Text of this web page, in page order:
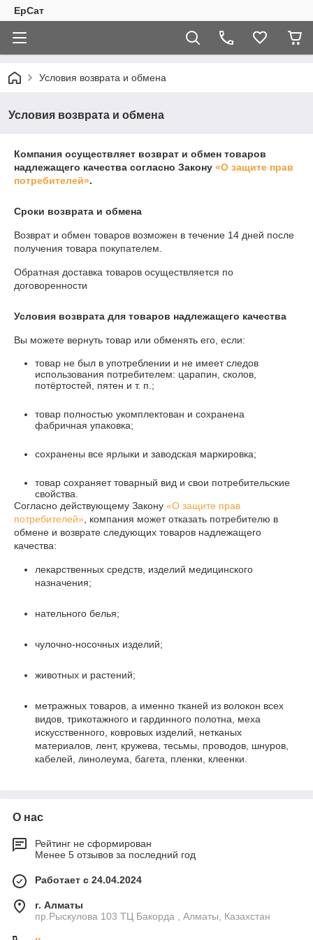
ЕрСат
Условия возврата и обмена
Условия возврата и обмена
Компания осуществляет возврат и обмен товаров
надлежащего качества согласно Закону «О защите прав
потребителей».
Сроки возврата и обмена
Возврат и обмен товаров возможен в течение 14 дней после
получения товара покупателем.
Обратная доставка товаров осуществляется по
договоренности
Условия возврата для товаров надлежащего качества
Вы можете вернуть товар или обменять его, если:
товар не был в употреблении и не имеет следов
использования потребителем: царапин, сколов,
потёртостей, пятен и т. п.;
товар полностью укомплектован и сохранена
фабричная упаковка;
сохранены все ярлыки и заводская маркировка;
товар сохраняет товарный вид и свои потребительские
свойства.
Согласно действующему Закону «О защите прав
потребителей» , компания может отказать потребителю в
обмене и возврате следующих товаров надлежащего
качества:
лекарственных средств, изделий медицинского
назначения;
нательного белья;
чулочно-носочных изделий;
животных и растений;
метражных товаров, а именно тканей из волокон всех
видов, трикотажного и гардинного полотна, меха
искусственного, ковровых изделий, нетканых
материалов, лент, кружева, тесьмы, проводов, шнуров,
кабелей, линолеума, багета, пленки, клеенки.
О нас
Рейтинг не сформирован
Менее 5 отзывов за последний год
Работает с 24.04.2024
г. Алматы
пр.Рыскулова 103 ТЦ Бакорда , Алматы, Казахстан